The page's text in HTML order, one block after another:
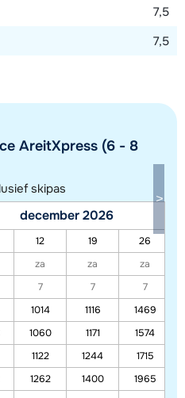
dit gebied
ligging van onze accommodaties. De
7,5
7,5
AreitXpress (6 - 8
skipas
december 2026
12 19
26
za za
za
7 7
7
1014 1116
1469
1060 1171
1574
1122 1244
1715
1262 1400
1965